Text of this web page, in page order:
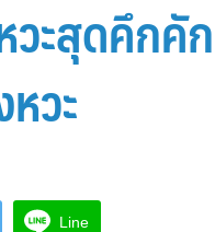
วะสุดคึก
วะ
Line